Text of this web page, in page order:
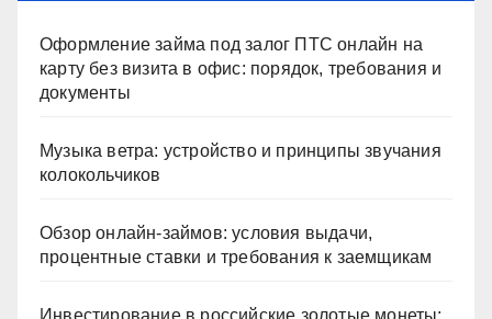
Оформление займа под залог ПТС онлайн на
карту без визита в офис: порядок, требования и
документы
Музыка ветра: устройство и принципы звучания
колокольчиков
Обзор онлайн-займов: условия выдачи,
процентные ставки и требования к заемщикам
Инвестирование в российские золотые монеты: